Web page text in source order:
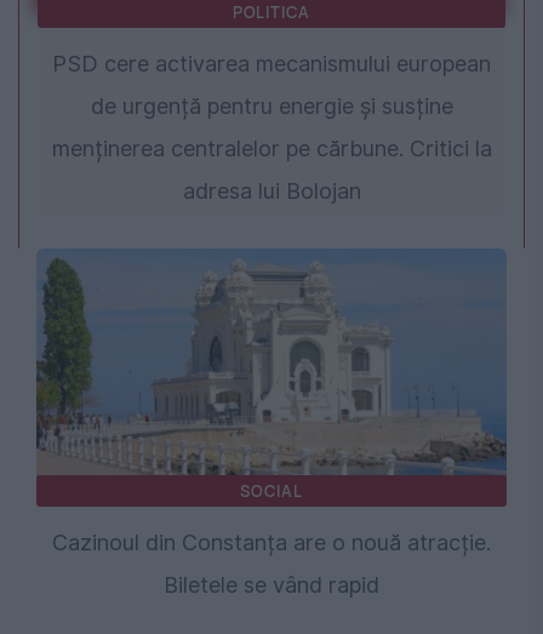
POLITICA
PSD cere activarea mecanismului european
de urgență pentru energie și susține
menținerea centralelor pe cărbune. Critici la
adresa lui Bolojan
SOCIAL
Cazinoul din Constanța are o nouă atracție.
Biletele se vând rapid